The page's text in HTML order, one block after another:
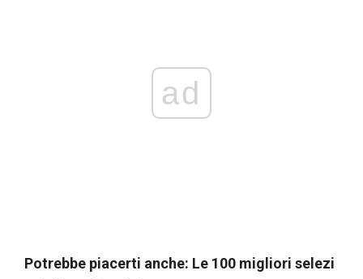
ad
Potrebbe piacerti anche: Le 100 migliori selezi